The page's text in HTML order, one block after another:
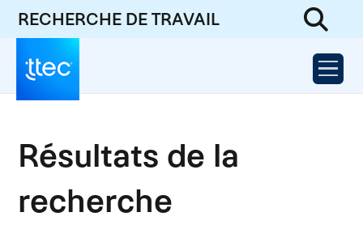
RECHERCHE DE TRAVAIL
Résultats de la
recherche